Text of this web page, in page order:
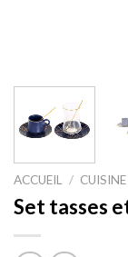
ACCUEIL / CUISINE
Set tasses